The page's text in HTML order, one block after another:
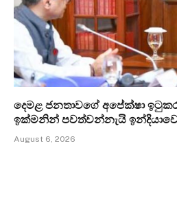
දෙමළ ජනතාවගේ අපේක්ෂා
ඉක්මනින් පවත්වන්නැයි
August 6, 2026